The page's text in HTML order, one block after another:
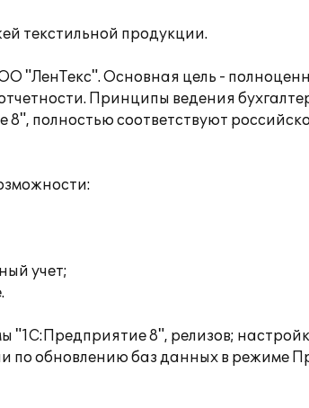
текстильной продукции.
"ЛенТекс". Основная цель -
Принципы ведения
полностью соответствуют
учет;
8", релизов;
обновлению баз данных в режиме